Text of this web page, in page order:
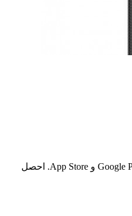
تطبيق الشناوي متاح الآن على Google Play و App Store. احصل